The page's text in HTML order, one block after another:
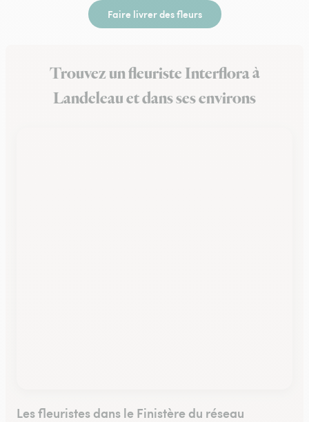
Faire livrer des fleurs
Trouvez un fleuriste Interflora à
Landeleau et dans ses environs
Les fleuristes dans le Finistère du réseau